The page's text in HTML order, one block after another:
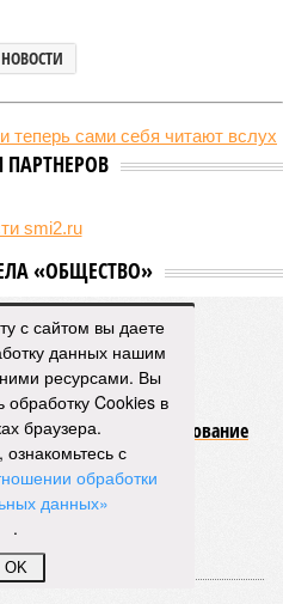
ПАРТНЕРОВ
smi2.ru
«ОБЩЕСТВО»
или препарирование
с сайтом вы даете
данных нашим
ресурсами. Вы
обработку Cookies в
браузера.
с
обработки
данных»
.
OK